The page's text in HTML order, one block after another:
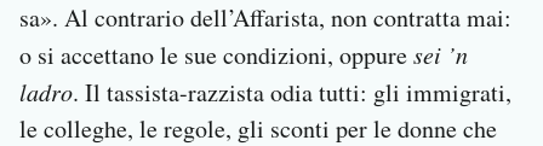
sa». Al contrario dell’Affarista, non contratta mai:
o si accettano le sue condizioni, oppuresei ’n
ladro. Il tassista-razzista odia tutti: gli immigrati,
le colleghe, le regole, gli sconti per le donne che